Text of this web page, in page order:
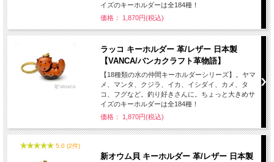
イズのキーホルダーは全184種！
価格： 1,870円(税込)
ラッコ キーホルダー 革/レザー 日本製
【VANCA/バンカクラフト革物語】
【18種類の水の仲間キーホルダーシリーズ】。ヤマ
メ、マンタ、クジラ、イカ、イシダイ、カメ、タ
コ、フグなど。釣り好きさんに。ちょっと大きめサ
イズのキーホルダーは全184種！
価格： 1,870円(税込)
5.0 (2件)
新オウム貝 キーホルダー 革/レザー 日本製